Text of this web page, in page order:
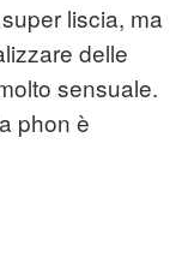
liscia, ma
delle
sensuale.
phon è